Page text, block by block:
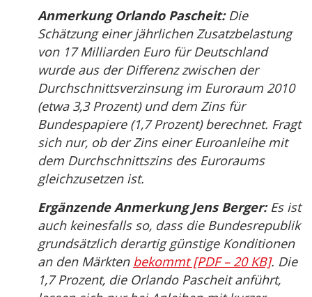
Anmerkung Orlando Pascheit:Die
Schätzung einer jährlichen Zusatzbelastung
von 17 Milliarden Euro für Deutschland
wurde aus der Differenz zwischen der
Durchschnittsverzinsung im Euroraum 2010
(etwa 3,3 Prozent) und dem Zins für
Bundespapiere (1,7 Prozent) berechnet. Fragt
sich nur, ob der Zins einer Euroanleihe mit
dem Durchschnittszins des Euroraums
gleichzusetzen ist.
Ergänzende Anmerkung Jens Berger:Es ist
auch keinesfalls so, dass die Bundesrepublik
grundsätzlich derartig günstige Konditionen
an den Märkten bekommt [PDF – 20 KB]. Die
1,7 Prozent, die Orlando Pascheit anführt,